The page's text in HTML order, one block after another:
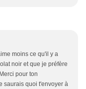
moins ce qu'il y a
noir et que je préfère
pour ton
saurais quoi t'envoyer à